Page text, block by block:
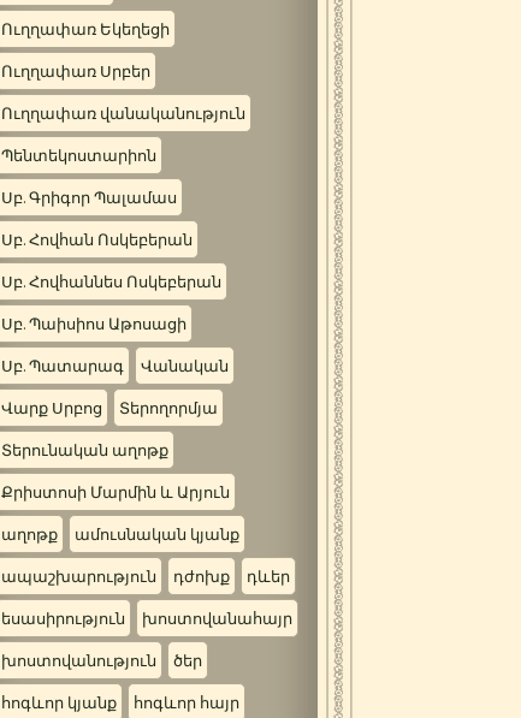
Ուղղափառ Եկեղեցի
Ուղղափառ Սրբեր
Ուղղափառ վանականություն
Պենտեկոստարիոն
Սբ. Գրիգոր Պալամաս
Սբ. Հովհան Ոսկեբերան
Սբ. Հովհաննես Ոսկեբերան
Սբ. Պաիսիոս Աթոսացի
Սբ. Պատարագ Վանական
Վարք Սրբոց Տերողորմյա
Տերունական աղոթք
Քրիստոսի Մարմին և Արյուն
աղոթք ամուսնական կյանք
ապաշխարություն դժոխք դևեր
եսասիրություն խոստովանահայր
խոստովանություն ծեր
հոգևոր կյանք հոգևոր հայր